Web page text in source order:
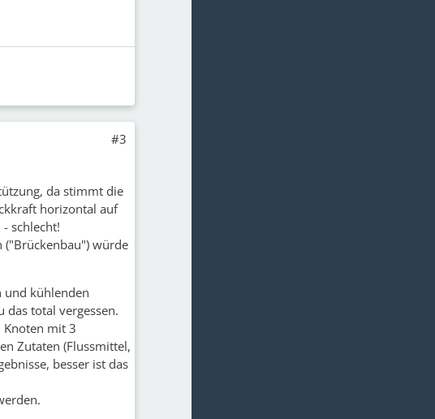
#3
da stimmt die
horizontal auf
schlecht!
würde
und kühlenden
das total vergessen.
Knoten mit 3
Zutaten (Flussmittel,
besser ist das